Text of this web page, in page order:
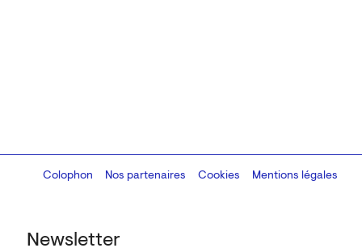
Newsletter
Colophon
Design:Marcel Kaczmarek, code:8080.studio
Nos partenaires Cookies Mentions légales